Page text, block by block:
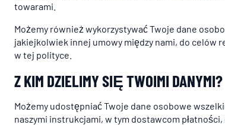
towarami.
Możemy również wykorzystywać Twoje dane
jakiejkolwiek innej umowy między nami, do celów
w tej polityce.
Z KIM DZIELIMY SIĘ TWOIMI DANYMI?
Możemy udostępniać Twoje dane osobowe
naszymi instrukcjami, w tym dostawcom